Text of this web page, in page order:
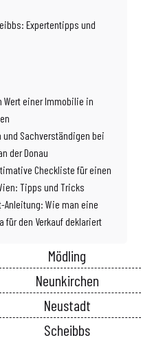
Expertentipps und
einer Immobilie in
und Sachverständigen bei
der Donau
Checkliste für einen
Tipps und Tricks
Wie man eine
für den Verkauf deklariert
Mödling
Neunkirchen
Neustadt
Scheibbs